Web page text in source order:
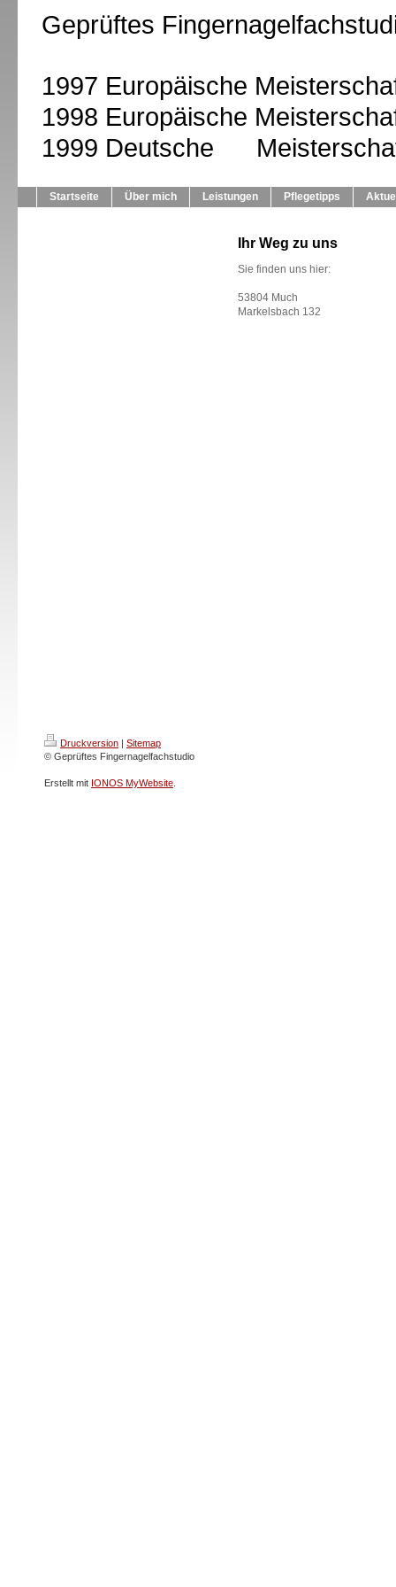
Geprüftes
1997 Europäische
1998 Europäische
1999 Deutsche
Startseite Über mich Leistungen Pflegetipps
Ihr Weg zu uns
Sie finden uns hier:
53804 Much
Markelsbach 132
Druckversion | Sitemap
© Geprüftes Fingernagelfachstudio
Erstellt mit IONOS MyWebsite